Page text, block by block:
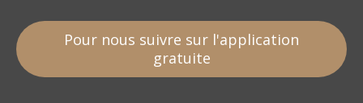
Pour nous suivre sur l'application
gratuite